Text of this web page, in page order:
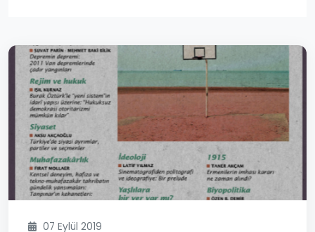
07 Eylül 2019